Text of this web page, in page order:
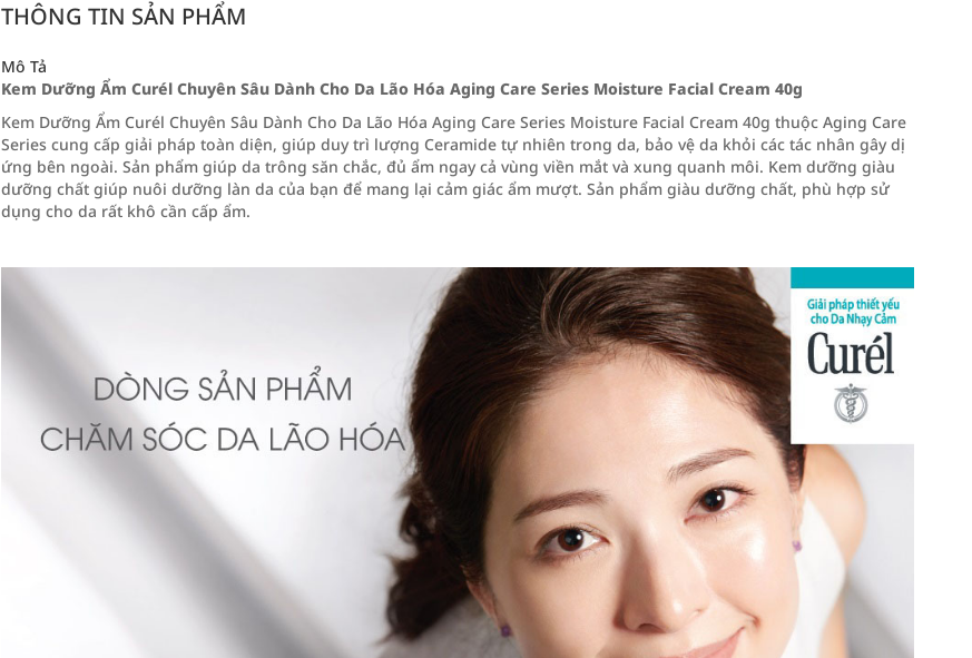
THÔNG TIN SẢN PHẨM
Mô Tả
Kem Dưỡng Ẩm Curél Chuyên Sâu Dành Cho Da Lão Hóa Aging Care Series Moisture Facial Cream 40g
Kem Dưỡng Ẩm Curél Chuyên Sâu Dành Cho Da Lão Hóa Aging Care Series Moisture Facial Cream 40g thuộc Aging Care
Series cung cấp giải pháp toàn diện, giúp duy trì lượng Ceramide tự nhiên trong da, bảo vệ da khỏi các tác nhân gây dị
ứng bên ngoài. Sản phẩm giúp da trông săn chắc, đủ ẩm ngay cả vùng viền mắt và xung quanh môi. Kem dưỡng giàu
dưỡng chất giúp nuôi dưỡng làn da của bạn để mang lại cảm giác ẩm mượt. Sản phẩm giàu dưỡng chất, phù hợp sử
dụng cho da rất khô cần cấp ẩm.